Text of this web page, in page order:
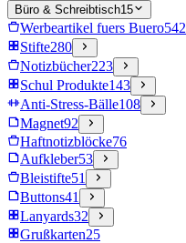
Büro & Schreibtisch15
Werbeartikel fuers Buero542
Stifte280
Notizbücher223
Schul Produkte143
Anti-Stress-Bälle108
Magnet92
Haftnotizblöcke76
Aufkleber53
Bleistifte51
Buttons41
Lanyards32
Grußkarten25